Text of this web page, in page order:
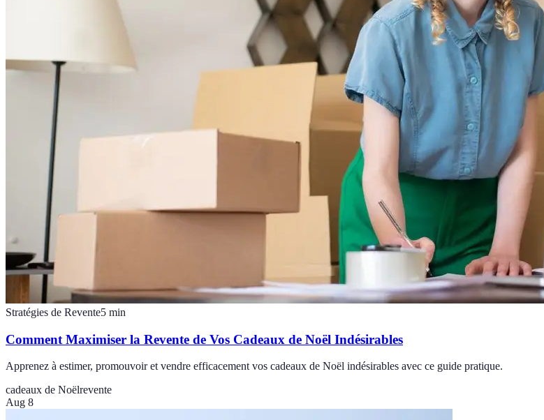
Stratégies de Revente5 min
Comment Maximiser la Revente de Vos Cadeaux de Noël Indésirables
Apprenez à estimer, promouvoir et vendre efficacement vos cadeaux de Noël indésirables avec ce guide pratique.
cadeaux de Noëlrevente
Aug 8